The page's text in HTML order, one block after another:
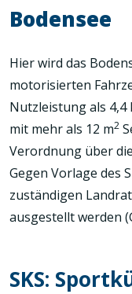
Bodensee
Hier wird das
motorisierten
Nutzleistung als 4,4
mit mehr als 12 m2
Verordnung über
Gegen Vorlage des
zuständigen
ausgestellt werden
SKS: